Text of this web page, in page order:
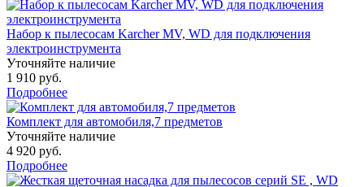
Набор к пылесосам Karcher MV, WD для подключения
электроинструмента
Уточняйте наличие
1 910 руб.
Подробнее
Комплект для автомобиля,7 предметов
Уточняйте наличие
4 920 руб.
Подробнее